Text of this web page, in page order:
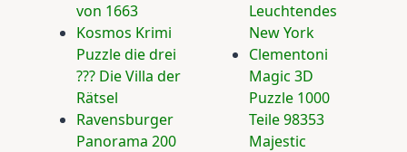
von 1663
Kosmos Krimi
Puzzle die drei
??? Die Villa der
Rätsel
Ravensburger
Panorama 200
Leuchtendes
New York
Clementoni
Magic 3D
Puzzle 1000
Teile 98353
Majestic